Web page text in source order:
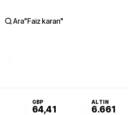
Ara"Faiz kararı"
GBP
64,41
ALTIN
6.661